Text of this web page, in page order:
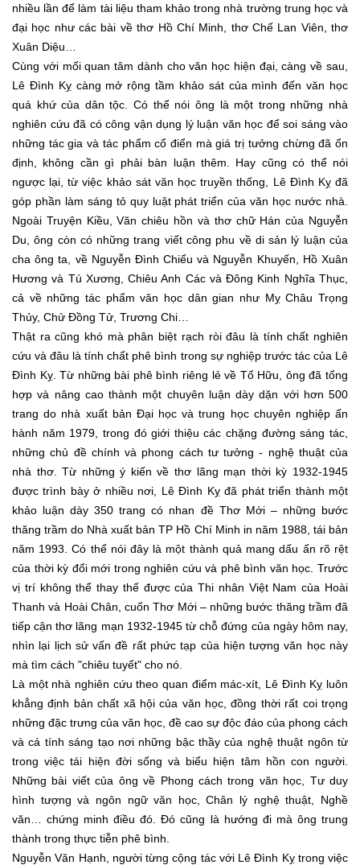
nhiều lần để làm tài liệu tham khảo trong nhà trường trung học và
đại học như các bài về thơ Hồ Chí Minh, thơ Chế Lan Viên, thơ
Xuân Diệu…
Cùng với mối quan tâm dành cho văn học hiện đại, càng về sau,
Lê Đình Kỵ càng mở rộng tầm khảo sát của mình đến văn học
quá khứ của dân tộc. Có thể nói ông là một trong những nhà
nghiên cứu đã có công vận dụng lý luận văn học để soi sáng vào
những tác gia và tác phẩm cổ điển mà giá trị tưởng chừng đã ổn
định, không cần gì phải bàn luận thêm. Hay cũng có thể nói
ngược lại, từ việc khảo sát văn học truyền thống, Lê Đình Kỵ đã
góp phần làm sáng tỏ quy luật phát triển của văn học nước nhà.
Ngoài Truyện Kiều, Văn chiêu hồn và thơ chữ Hán của Nguyễn
Du, ông còn có những trang viết công phu về di sản lý luận của
cha ông ta, về Nguyễn Đình Chiểu và Nguyễn Khuyến, Hồ Xuân
Hương và Tú Xương, Chiêu Anh Các và Đông Kinh Nghĩa Thục,
cả về những tác phẩm văn học dân gian như Mỵ Châu Trọng
Thủy, Chử Đồng Tử, Trương Chi…
Thật ra cũng khó mà phân biệt rạch ròi đâu là tính chất nghiên
cứu và đâu là tính chất phê bình trong sự nghiệp trước tác của Lê
Đình Kỵ. Từ những bài phê bình riêng lẻ về Tố Hữu, ông đã tổng
hợp và nâng cao thành một chuyên luận dày dặn với hơn 500
trang do nhà xuất bản Đại học và trung học chuyên nghiệp ấn
hành năm 1979, trong đó giới thiệu các chặng đường sáng tác,
những chủ đề chính và phong cách tư tưởng - nghệ thuật của
nhà thơ. Từ những ý kiến về thơ lãng mạn thời kỳ 1932-1945
được trình bày ở nhiều nơi, Lê Đình Kỵ đã phát triển thành một
khảo luận dày 350 trang có nhan đề Thơ Mới – những bước
thăng trầm do Nhà xuất bản TP Hồ Chí Minh in năm 1988, tái bản
năm 1993. Có thể nói đây là một thành quả mang dấu ấn rõ rệt
của thời kỳ đổi mới trong nghiên cứu và phê bình văn học. Trước
vị trí không thể thay thế được của Thi nhân Việt Nam của Hoài
Thanh và Hoài Chân, cuốn Thơ Mới – những bước thăng trầm đã
tiếp cận thơ lãng mạn 1932-1945 từ chỗ đứng của ngày hôm nay,
nhìn lại lịch sử vấn đề rất phức tạp của hiện tượng văn học này
mà tìm cách "chiêu tuyết" cho nó.
Là một nhà nghiên cứu theo quan điểm mác-xít, Lê Đình Kỵ luôn
khẳng định bản chất xã hội của văn học, đồng thời rất coi trọng
những đặc trưng của văn học, đề cao sự độc đáo của phong cách
và cá tính sáng tạo nơi những bậc thầy của nghệ thuật ngôn từ
trong việc tái hiện đời sống và biểu hiện tâm hồn con người.
Những bài viết của ông về Phong cách trong văn học, Tư duy
hình tượng và ngôn ngữ văn học, Chân lý nghệ thuật, Nghề
văn… chứng minh điều đó. Đó cũng là hướng đi mà ông trung
thành trong thực tiễn phê bình.
Nguyễn Văn Hạnh, người từng cộng tác với Lê Đình Kỵ trong việc